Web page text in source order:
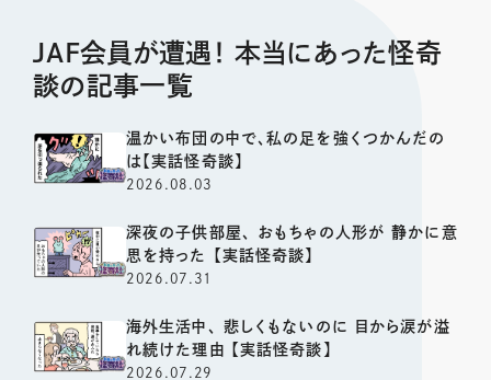
JAF会員が遭遇！ 本当にあった怪奇
談の記事一覧
温かい布団の中で、私の足を強くつかんだの
は【実話怪奇談】
2026.08.03
深夜の子供部屋、 おもちゃの人形が 静かに意
思を持った 【実話怪奇談】
2026.07.31
海外生活中、 悲しくもないのに 目から涙が溢
れ続けた理由 【実話怪奇談】
2026.07.29